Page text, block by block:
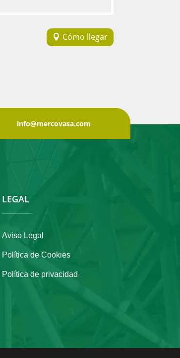
Cómo llegar
info@mercovasa.com
LEGAL
Aviso Legal
Política de Cookies
Política de privacidad